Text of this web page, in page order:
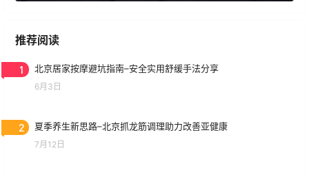
推荐阅读
1 北京居家按摩避坑指南–安全实用舒缓手法分享
6月3日
2 夏季养生新思路–北京抓龙筋调理助力改善亚健康
7月12日